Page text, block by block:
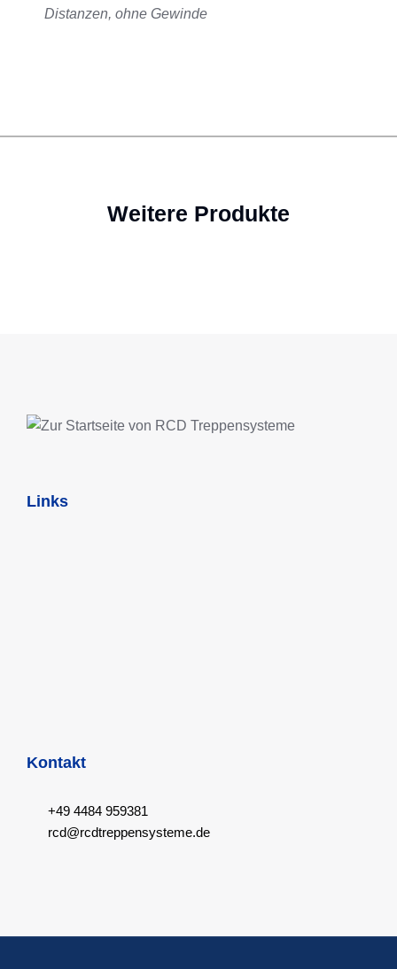
Distanzen, ohne Gewinde
Weitere Produkte
Links
Kontakt
+49 4484 959381
rcd@rcdtreppensysteme.de